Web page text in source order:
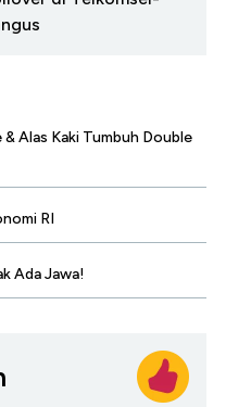
Alas Kaki Tumbuh Double
RI
Ada Jawa!